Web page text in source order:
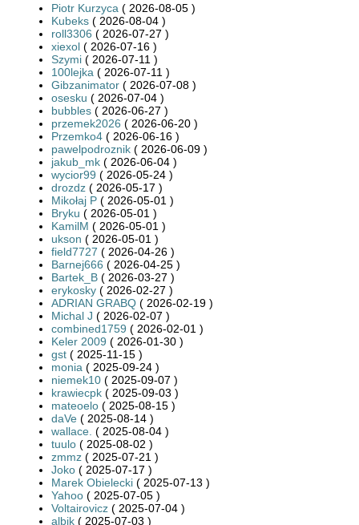
Piotr Kurzyca ( 2026-08-05 )
Kubeks ( 2026-08-04 )
roll3306 ( 2026-07-27 )
xiexol ( 2026-07-16 )
Szymi ( 2026-07-11 )
100lejka ( 2026-07-11 )
Gibzanimator ( 2026-07-08 )
osesku ( 2026-07-04 )
bubbles ( 2026-06-27 )
przemek2026 ( 2026-06-20 )
Przemko4 ( 2026-06-16 )
pawelpodroznik ( 2026-06-09 )
jakub_mk ( 2026-06-04 )
wycior99 ( 2026-05-24 )
drozdz ( 2026-05-17 )
Mikołaj P ( 2026-05-01 )
Bryku ( 2026-05-01 )
KamilM ( 2026-05-01 )
ukson ( 2026-05-01 )
field7727 ( 2026-04-26 )
Barnej666 ( 2026-04-25 )
Bartek_B ( 2026-03-27 )
erykosky ( 2026-02-27 )
ADRIAN GRABQ ( 2026-02-19 )
Michal J ( 2026-02-07 )
combined1759 ( 2026-02-01 )
Keler 2009 ( 2026-01-30 )
gst ( 2025-11-15 )
monia ( 2025-09-24 )
niemek10 ( 2025-09-07 )
krawiecpk ( 2025-09-03 )
mateoelo ( 2025-08-15 )
daVe ( 2025-08-14 )
wallace. ( 2025-08-04 )
tuulo ( 2025-08-02 )
zmmz ( 2025-07-21 )
Joko ( 2025-07-17 )
Marek Obielecki ( 2025-07-13 )
Yahoo ( 2025-07-05 )
Voltairovicz ( 2025-07-04 )
albik ( 2025-07-03 )